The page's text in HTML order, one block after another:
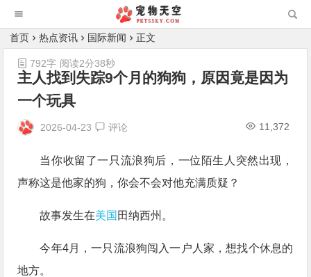
首页 热点资讯 国际新闻 正文
主人找到失踪9个月的狗狗，原因竟是因为
一个玩具
2026-04-23 评论 11,372
792字 阅读2分38秒
当你收留了一只流浪狗后，一位陌生人突然出现，
声称这是他家的狗，你会不会对他充满质疑？
故事发生在美国 田纳西州。
今年4月，一只流浪狗闯入一户人家，想找个休息的
地方。